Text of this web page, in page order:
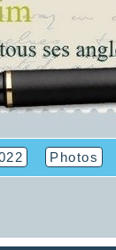
Photos